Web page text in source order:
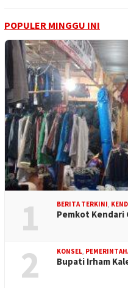
POPULER MINGGU INI
1 BERITA TERKINI,
Pemkot
2 KONSEL,
Bupati Irham